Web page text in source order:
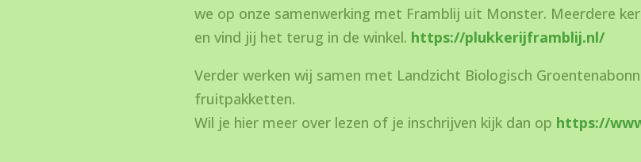
we op onze samenwerking met Framblij uit Monster. Meerdere
en vind jij het terug in de winkel. https://plukkerijframblij.nl/
Verder werken wij samen met Landzicht Biologisch
fruitpakketten.
Wil je hier meer over lezen of je inschrijven kijk dan op https://